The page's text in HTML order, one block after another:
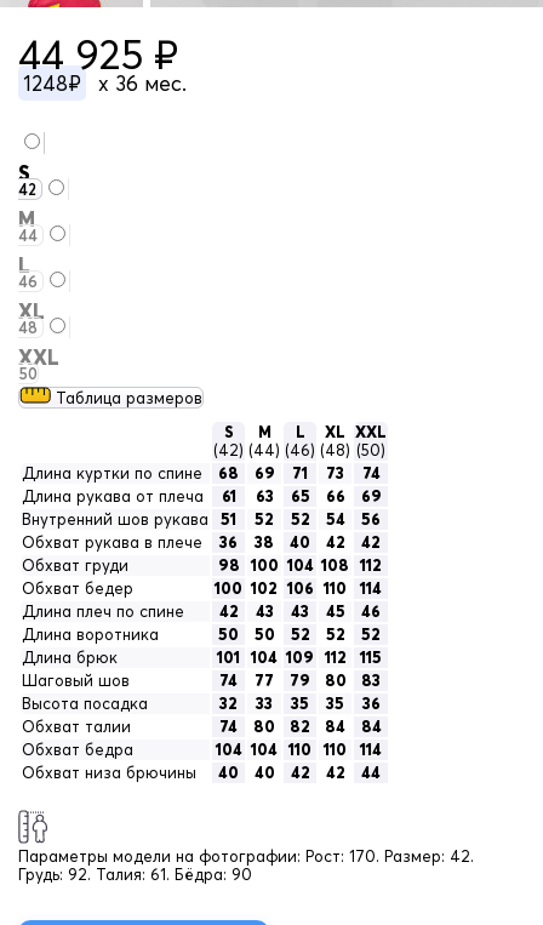
44 925 ₽
1248₽ x 36 мес.
S
42
M
44
L
46
XL
48
XXL
50
Таблица размеров
S
(42)
M
(44)
L
(46)
XL
(48)
XXL
(50)
Длина куртки по спине
68 69 71 73
74
Длина рукава от плеча
61 63 65 66
69
Внутренний шов рукава
51 52 52 54
56
Обхват рукава в плече
36 38 40 42
42
Обхват груди
98 100 104 108
112
Обхват бедер
100 102 106 110
114
Длина плеч по спине
42 43 43 45
46
Длина воротника
50 50 52 52
52
Длина брюк
101 104 109 112
115
Шаговый шов
74 77 79 80
83
Высота посадка
32 33 35 35
36
Обхват талии
74 80 82 84
84
Обхват бедра
104 104 110 110
114
Обхват низа брючины
40 40 42 42 44
Параметры модели на фотографии: Рост: 170. Размер: 42.
Грудь: 92. Талия: 61. Бёдра: 90